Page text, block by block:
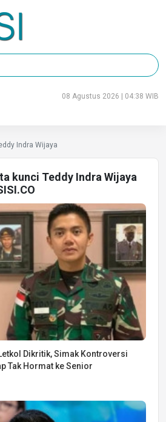
08 Agustus 2026 | 04:38 WIB
Indra Wijaya
kunci Teddy Indra Wijaya
Dikritik, Simak Kontroversi
Tak Hormat ke Senior